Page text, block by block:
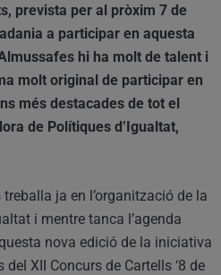
prevista per al pròxim 7 de
a participar en aquesta
hi ha molt de talent i
molt original de participar en
més destacades de tot el
de Polítiques d’Igualtat,
treballa ja en l’organització de la
i mentre tanca l’agenda
nova edició de la iniciativa
XII Concurs de Cartells ‘8 de